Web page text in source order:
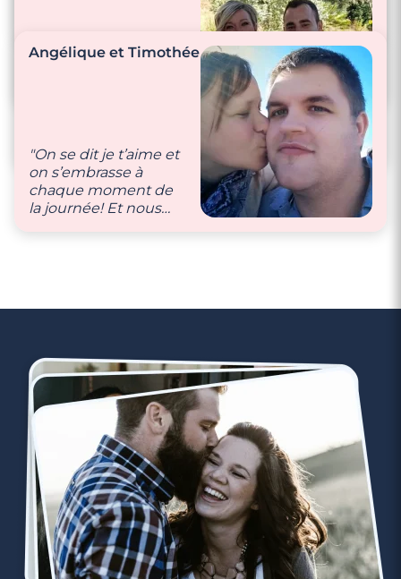
l’affection font partie
de nos petites
j’aime son sourire et
nous voir complices."
Angélique et Timothée
"On se dit je t’aime et
on s’embrasse à
chaque moment de
la journée! Et nous